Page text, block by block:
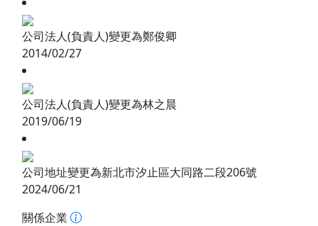
公司法人(負責人)變更為鄭俊卿
2014/02/27
公司法人(負責人)變更為林之晨
2019/06/19
公司地址變更為新北市汐止區大同路二段206號
2024/06/21
關係企業